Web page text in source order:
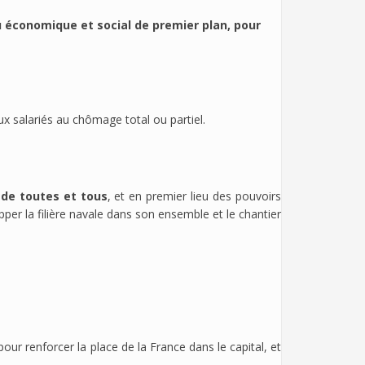
et social de premier plan, pour
salariés au chômage total ou partiel.
de toutes et tous, et en premier lieu des pouvoirs
la filière navale dans son ensemble et le chantier
renforcer la place de la France dans le capital, et